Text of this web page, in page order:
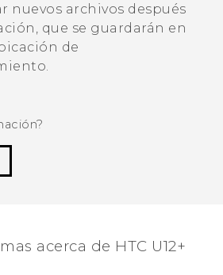
nuevos archivos después
que se guardarán en
de
acerca de HTC U12+